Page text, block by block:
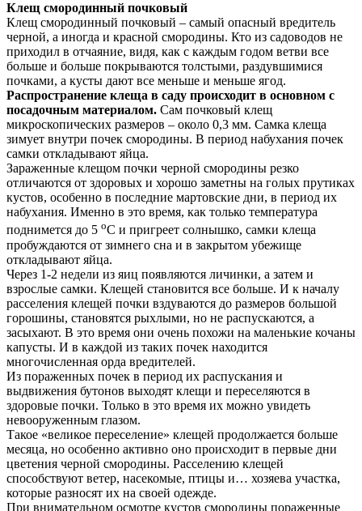
Клещ смородинный почковый
Клещ смородинный почковый – самый опасный вредитель
черной, а иногда и красной смородины. Кто из садоводов не
приходил в отчаяние, видя, как с каждым годом ветви все
больше и больше покрываются толстыми, раздувшимися
почками, а кусты дают все меньше и меньше ягод.
Распространение клеща в саду происходит в основном с
посадочным материалом. Сам почковый клещ
микроскопических размеров – около 0,3 мм. Самка клеща
зимует внутри почек смородины. В период набухания почек
самки откладывают яйца.
Зараженные клещом почки черной смородины резко
отличаются от здоровых и хорошо заметны на голых прутиках
кустов, особенно в последние мартовские дни, в период их
набухания. Именно в это время, как только температура
поднимется до 5 оС и пригреет солнышко, самки клеща
пробуждаются от зимнего сна и в закрытом убежище
откладывают яйца.
Через 1-2 недели из яиц появляются личинки, а затем и
взрослые самки. Клещей становится все больше. И к началу
расселения клещей почки вздуваются до размеров большой
горошины, становятся рыхлыми, но не распускаются, а
засыхают. В это время они очень похожи на маленькие кочаны
капусты. И в каждой из таких почек находится
многочисленная орда вредителей.
Из пораженных почек в период их распускания и
выдвижения бутонов выходят клещи и переселяются в
здоровые почки. Только в это время их можно увидеть
невооруженным глазом.
Такое «великое переселение» клещей продолжается больше
месяца, но особенно активно оно происходит в первые дни
цветения черной смородины. Расселению клещей
способствуют ветер, насекомые, птицы и… хозяева участка,
которые разносят их на своей одежде.
При внимательном осмотре кустов смородины пораженные